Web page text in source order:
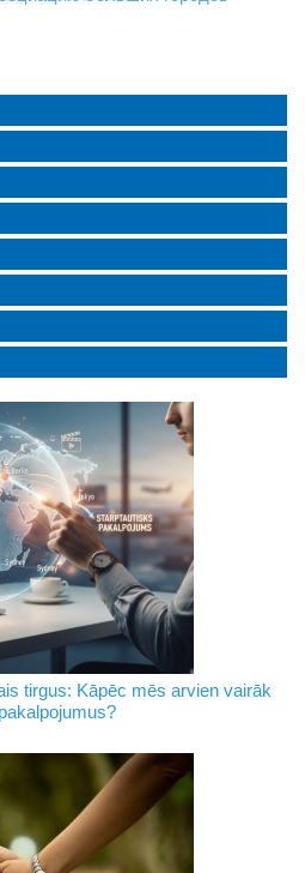
ограниченными возможностями
tirgus: Kāpēc mēs arvien vairāk